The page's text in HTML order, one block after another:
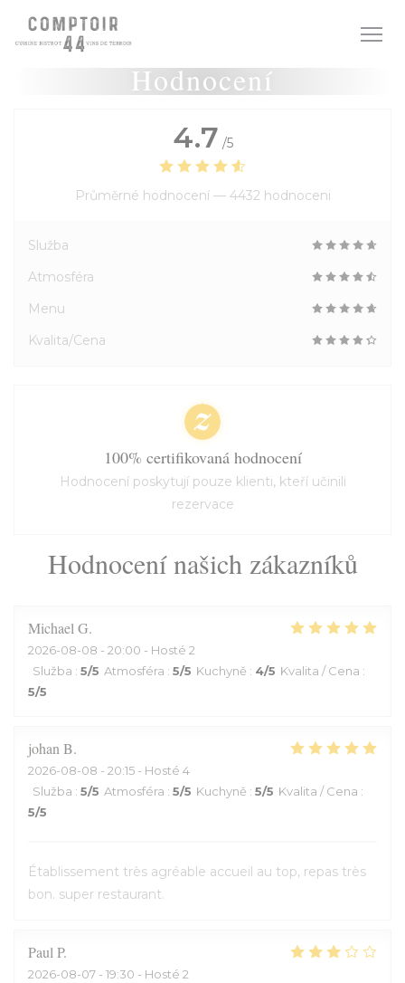
Panel pro správu cookies
Hodnocení
Hodnocení našich zákazníků
Michael G
2026-08-08 - 20:00 - Hosté 2
Služba : 5/5 Atmosféra : 5/5 Kuchyně : 4/5 Kvalita / Cena :
5/5
johan B
2026-08-08 - 20:15 - Hosté 4
Služba : 5/5 Atmosféra : 5/5 Kuchyně : 5/5 Kvalita / Cena :
5/5
Établissement très agréable accueil au top, repas très
bon. super restaurant.
Paul P
2026-08-07 - 19:30 - Hosté 2
4.7 /5
Průměrné hodnocení — 4432 hodnoceni
Služba
Atmosféra
Menu
Kvalita/Cena
100% certifikovaná hodnocení
Hodnocení poskytují pouze klienti, kteří učinili
rezervace